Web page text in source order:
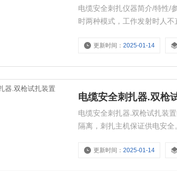
电缆安全刺扎仪器简介/特性/
时两种模式，工作发射时人不
更新时间：2025-01-14
电缆安全刺扎器.双枪
电缆安全刺扎器.双枪试扎装
隔离，刺扎主机保证供电安全
更新时间：2025-01-14